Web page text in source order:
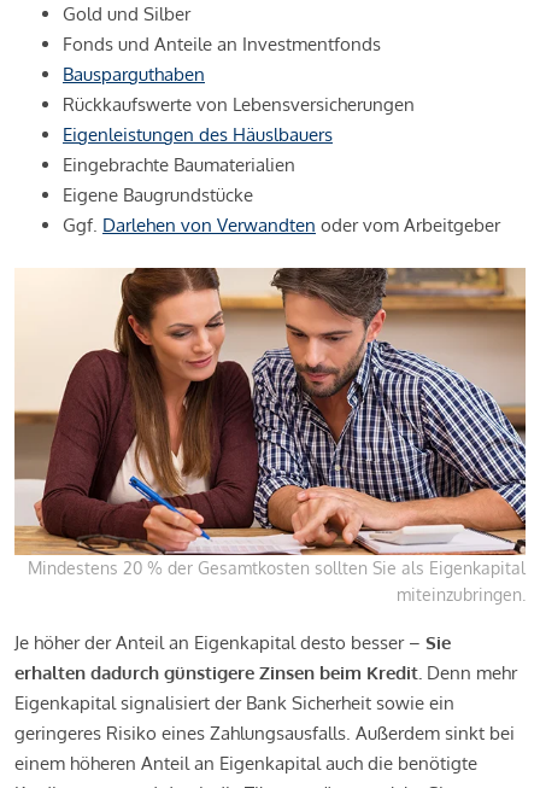
Gold und Silber
Fonds und Anteile an Investmentfonds
Bausparguthaben
Rückkaufswerte von Lebensversicherungen
Eigenleistungen des Häuslbauers
Eingebrachte Baumaterialien
Eigene Baugrundstücke
Ggf. Darlehen von Verwandten oder vom Arbeitgeber
Mindestens 20 % der Gesamtkosten sollten Sie als Eigenkapital
miteinzubringen.
Je höher der Anteil an Eigenkapital desto besser – Sie
erhalten dadurch günstigere Zinsen beim Kredit. Denn mehr
Eigenkapital signalisiert der Bank Sicherheit sowie ein
geringeres Risiko eines Zahlungsausfalls. Außerdem sinkt bei
einem höheren Anteil an Eigenkapital auch die benötigte